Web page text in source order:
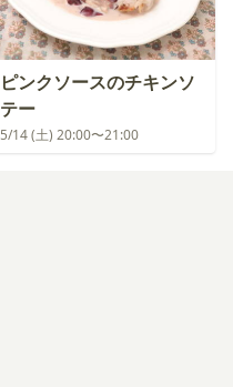
ピンクソースのチキンソ
テー
5/14 (土) 20:00〜21:00